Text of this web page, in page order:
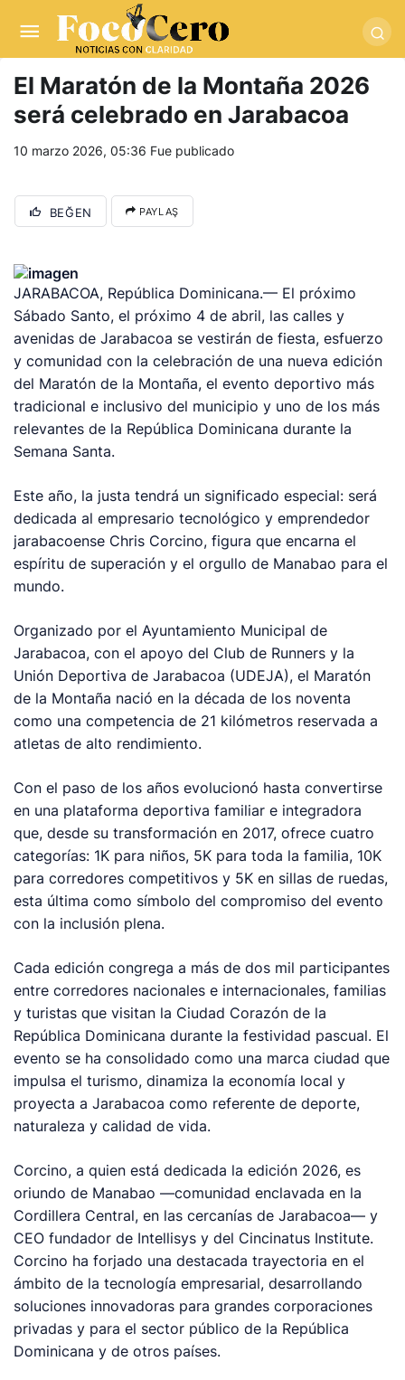
trwin giriş
masterbetting-palacebet1.com-
tlcasino giriş-betandyou-vbett34.com betovis34.net-
skyloftsbet
El Maratón de la Montaña 2026
será celebrado en Jarabacoa
10 marzo 2026, 05:36 Fue publicado
BEĞEN PAYLAŞ
JARABACOA, República Dominicana.— El próximo
Sábado Santo, el próximo 4 de abril, las calles y
avenidas de Jarabacoa se vestirán de fiesta, esfuerzo
y comunidad con la celebración de una nueva edición
del Maratón de la Montaña, el evento deportivo más
tradicional e inclusivo del municipio y uno de los más
relevantes de la República Dominicana durante la
Semana Santa.
Este año, la justa tendrá un significado especial: será
dedicada al empresario tecnológico y emprendedor
jarabacoense Chris Corcino, figura que encarna el
espíritu de superación y el orgullo de Manabao para el
mundo.
Organizado por el Ayuntamiento Municipal de
Jarabacoa, con el apoyo del Club de Runners y la
Unión Deportiva de Jarabacoa (UDEJA), el Maratón
de la Montaña nació en la década de los noventa
como una competencia de 21 kilómetros reservada a
atletas de alto rendimiento.
Con el paso de los años evolucionó hasta convertirse
en una plataforma deportiva familiar e integradora
que, desde su transformación en 2017, ofrece cuatro
categorías: 1K para niños, 5K para toda la familia, 10K
para corredores competitivos y 5K en sillas de ruedas,
esta última como símbolo del compromiso del evento
con la inclusión plena.
Cada edición congrega a más de dos mil participantes
entre corredores nacionales e internacionales, familias
y turistas que visitan la Ciudad Corazón de la
República Dominicana durante la festividad pascual. El
evento se ha consolidado como una marca ciudad que
impulsa el turismo, dinamiza la economía local y
proyecta a Jarabacoa como referente de deporte,
naturaleza y calidad de vida.
Corcino, a quien está dedicada la edición 2026, es
oriundo de Manabao —comunidad enclavada en la
Cordillera Central, en las cercanías de Jarabacoa— y
CEO fundador de Intellisys y del Cincinatus Institute.
Corcino ha forjado una destacada trayectoria en el
ámbito de la tecnología empresarial, desarrollando
soluciones innovadoras para grandes corporaciones
privadas y para el sector público de la República
Dominicana y de otros países.